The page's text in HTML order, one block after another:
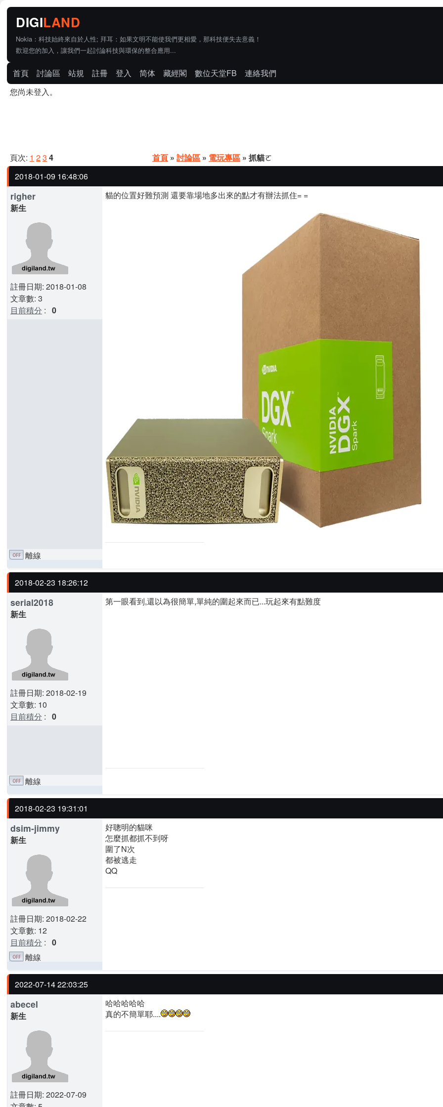
Nokia：科技始終來自於人性; 拜耳：如果文明不能使我們更相愛，那科技便失去意義！
歡迎您的加入，讓我們一起討論科技與環保的整合應用...
首頁 討論區 站規 註冊 登入 简体 藏經閣 數位天堂FB
連絡我們
您尚未登入。
頁次: 1 23 4 首頁 » 討論區 » 電玩專區 » 抓貓ㄛ
2018-01-09 16:48:06
righer
新生
註冊日期: 2018-01-08
文章數: 3
目前積分 : 0
貓的位置好難預測 還要靠場地多出來的點才有辦法抓住= =
離線
2018-02-23 18:26:12
serial2018
新生
註冊日期: 2018-02-19
文章數: 10
目前積分 : 0
第一眼看到,還以為很簡單,單純的圍起來而已...玩起來有點難度
離線
2018-02-23 19:31:01
dsim-jimmy
新生
註冊日期: 2018-02-22
文章數: 12
目前積分 : 0
好聰明的貓咪
怎麼抓都抓不到呀
圍了N次
都被逃走
QQ
離線
2022-07-14 22:03:25
abecel
新生
註冊日期: 2022-07-09
哈哈哈哈哈
真的不簡單耶....